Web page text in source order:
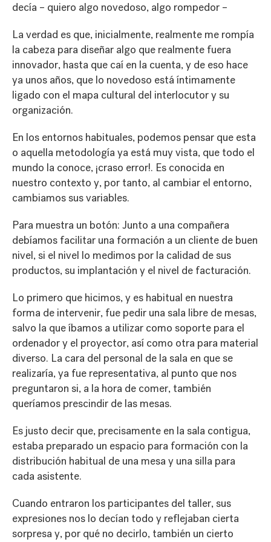
decía – quiero algo novedoso, algo rompedor –
La verdad es que, inicialmente, realmente me rompía
la cabeza para diseñar algo que realmente fuera
innovador, hasta que caí en la cuenta, y de eso hace
ya unos años, que lo novedoso está íntimamente
ligado con el mapa cultural del interlocutor y su
organización.
En los entornos habituales, podemos pensar que esta
o aquella metodología ya está muy vista, que todo el
mundo la conoce, ¡craso error!. Es conocida en
nuestro contexto y, por tanto, al cambiar el entorno,
cambiamos sus variables.
Para muestra un botón: Junto a una compañera
debíamos facilitar una formación a un cliente de buen
nivel, si el nivel lo medimos por la calidad de sus
productos, su implantación y el nivel de facturación.
Lo primero que hicimos, y es habitual en nuestra
forma de intervenir, fue pedir una sala libre de mesas,
salvo la que íbamos a utilizar como soporte para el
ordenador y el proyector, así como otra para material
diverso. La cara del personal de la sala en que se
realizaría, ya fue representativa, al punto que nos
preguntaron si, a la hora de comer, también
queríamos prescindir de las mesas.
Es justo decir que, precisamente en la sala contigua,
estaba preparado un espacio para formación con la
distribución habitual de una mesa y una silla para
cada asistente.
Cuando entraron los participantes del taller, sus
expresiones nos lo decían todo y reflejaban cierta
sorpresa y, por qué no decirlo, también un cierto